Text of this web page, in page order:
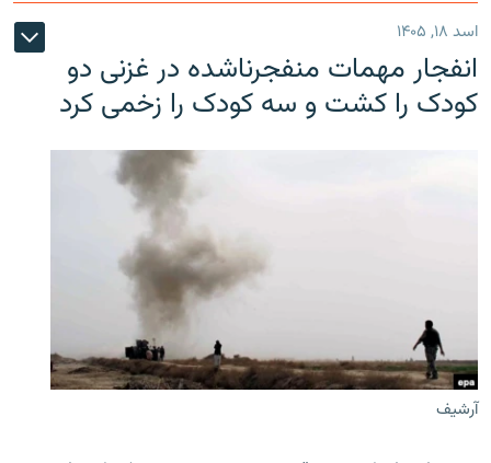
اسد ۱۸, ۱۴۰۵
انفجار مهمات منفجرناشده در غزنی دو
کودک را کشت و سه کودک را زخمی کرد
آرشیف